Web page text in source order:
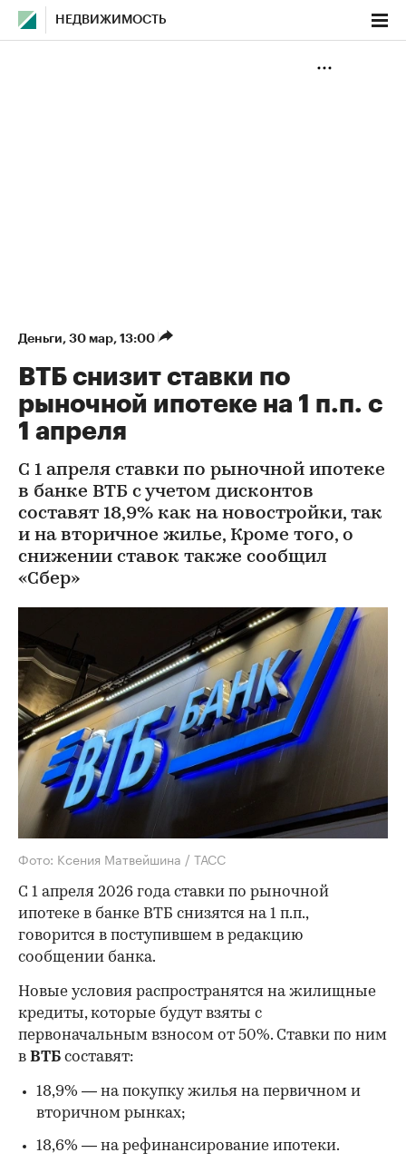
НЕДВИЖИМОСТЬ
Деньги⁠, 30 мар, 13:00
ВТБ снизит ставки по
рыночной ипотеке на 1 п.п. с
1 апреля
С 1 апреля ставки по рыночной ипотеке
в банке ВТБ с учетом дисконтов
составят 18,9% как на новостройки, так
и на вторичное жилье, Кроме того, о
снижении ставок также сообщил
«Сбер»
Фото: Ксения Матвейшина / ТАСС
С 1 апреля 2026 года ставки по рыночной
ипотеке в банке ВТБ снизятся на 1 п.п.,
говорится в поступившем в редакцию
сообщении банка.
Новые условия распространятся на жилищные
кредиты, которые будут взяты с
первоначальным взносом от 50%. Ставки по ним
в ВТБ составят:
18,9% — на покупку жилья на первичном и
вторичном рынках;
18,6% — на рефинансирование ипотеки.